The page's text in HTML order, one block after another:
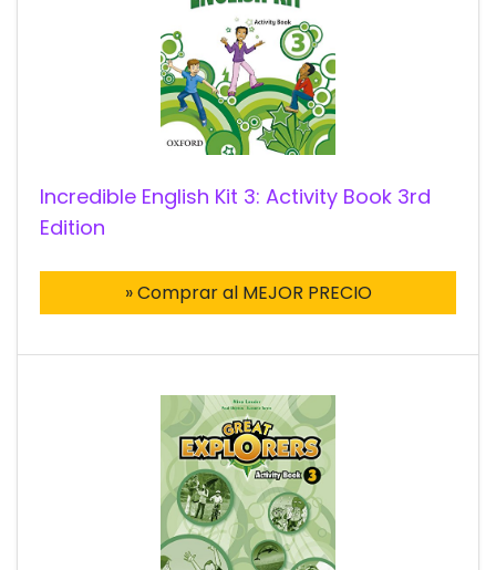
Incredible English Kit 3: Activity Book 3rd
Edition
» Comprar al MEJOR PRECIO